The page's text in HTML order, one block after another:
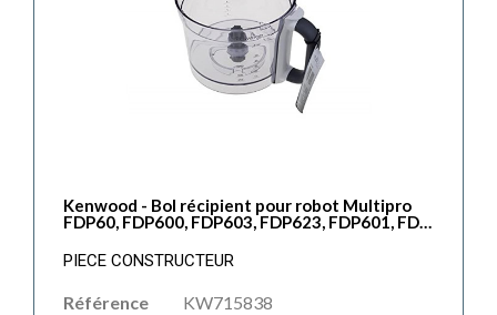
Kenwood - Bol récipient pour robot Multipro
FDP60, FDP600, FDP603, FDP623, FDP601, FDP613
PIECE CONSTRUCTEUR
Référence KW715838